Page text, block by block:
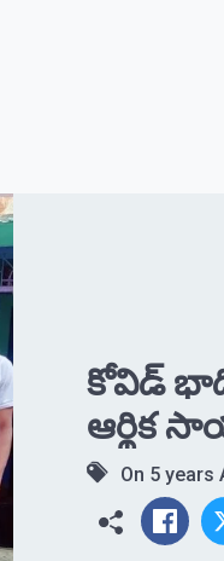
కోవిడ్
ఆర్థిక
On 5 years